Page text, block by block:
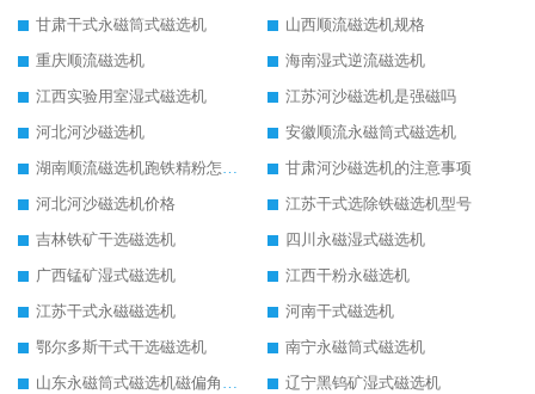
甘肃干式永磁筒式磁选机
山西顺流磁选机规格
重庆顺流磁选机
海南湿式逆流磁选机
江西实验用室湿式磁选机
江苏河沙磁选机是强磁吗
河北河沙磁选机
安徽顺流永磁筒式磁选机
湖南顺流磁选机跑铁精粉怎么处理
甘肃河沙磁选机的注意事项
河北河沙磁选机价格
江苏干式选除铁磁选机型号
吉林铁矿干选磁选机
四川永磁湿式磁选机
广西锰矿湿式磁选机
江西干粉永磁选机
江苏干式永磁磁选机
河南干式磁选机
鄂尔多斯干式干选磁选机
南宁永磁筒式磁选机
山东永磁筒式磁选机磁偏角怎么调整
辽宁黑钨矿湿式磁选机